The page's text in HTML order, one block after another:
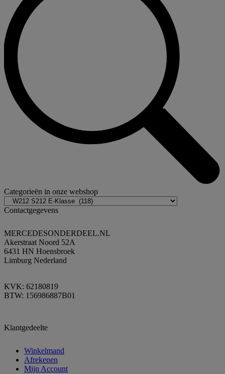
Categorieën in onze webshop
Contactgegevens
MERCEDESONDERDEEL.NL
Akerstraat Noord 52A
6431 HN Hoensbroek
Limburg Nederland
KVK: 62180819
BTW: 156986887B01
Klantgedeelte
Winkelmand
Afrekenen
Mijn Account